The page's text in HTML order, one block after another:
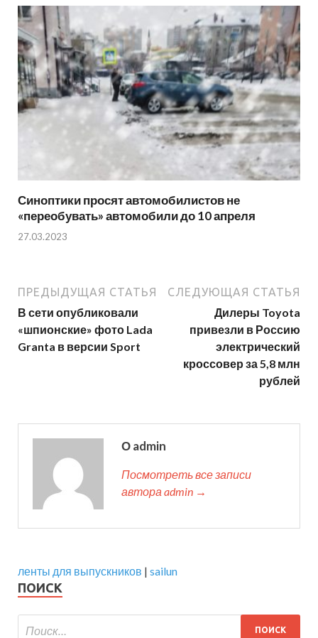
Синоптики просят автомобилистов не
«переобувать» автомобили до 10 апреля
27.03.2023
ПРЕДЫДУЩАЯ СТАТЬЯ
В сети опубликовали
«шпионские» фото Lada
Granta в версии Sport
СЛЕДУЮЩАЯ СТАТЬЯ
Дилеры Toyota
привезли в Россию
электрический
кроссовер за 5,8 млн
рублей
О admin
Посмотреть все записи
автора admin →
ленты для выпускников | sailun
ПОИСК